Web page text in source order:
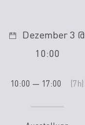
Dezember 3 @
10:00
10:00 — 17:00 (7h)